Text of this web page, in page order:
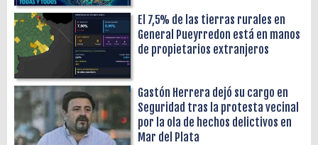
El 7,5% de las tierras rurales en
General Pueyrredon está en manos
de propietarios extranjeros
Gastón Herrera dejó su cargo en
Seguridad tras la protesta vecinal
por la ola de hechos delictivos en
Mar del Plata